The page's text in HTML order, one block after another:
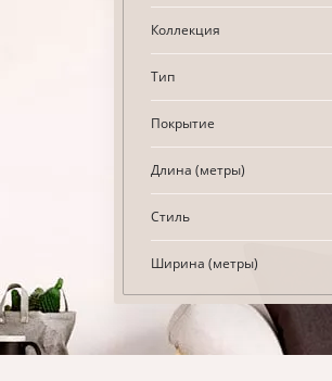
Коллекция
Тип
Покрытие
Длина (метры)
Стиль
Ширина (метры)